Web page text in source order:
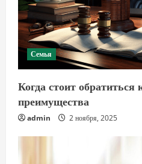
Семья
Когда стоит
преимущества
admin 2 ноября, 2025